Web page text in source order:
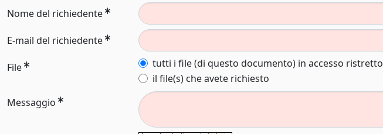
Nome del richiedente
E-mail del richiedente
File
tutti i file (di questo documento) in accesso ristretto
il file(s) che avete richiesto
Messaggio